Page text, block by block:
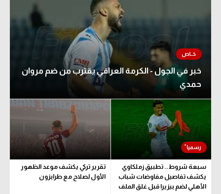
كرة سلة
كرة يد
كرة طائرة
الوطن العربي
في المونديال
رياضة نسائية
آسيا
أمريكا
خبر في الجول - الكرمة العراقي يقترب من ضم مروان
حمدي
سبعة شروط.. تطبيق زملكاوي
يكشف تفاصيل مفاوضات شباب
الأهلي لضم بيزيرا قبل غلق الملف
تقرير تركي يكشف موعد الظهور
الأول لصلاح مع طرابزون